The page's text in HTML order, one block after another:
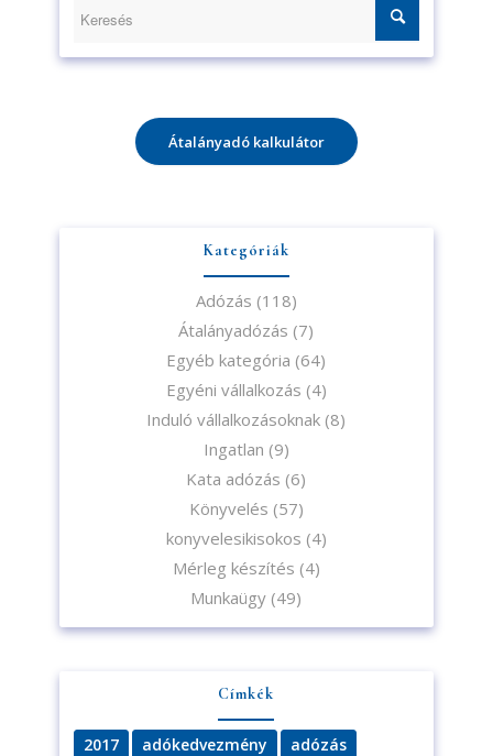
Átalányadó kalkulátor
Kategóriák
Adózás (118)
Átalányadózás (7)
Egyéb kategória (64)
Egyéni vállalkozás (4)
Induló vállalkozásoknak (8)
Ingatlan (9)
Kata adózás (6)
Könyvelés (57)
konyvelesikisokos (4)
Mérleg készítés (4)
Munkaügy (49)
Címkék
2017 adókedvezmény
adózás